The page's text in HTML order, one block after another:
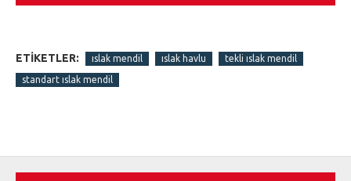
ETIKETLER: ıslak mendil ıslak havlu tekli ıslak mendil
standart ıslak mendil